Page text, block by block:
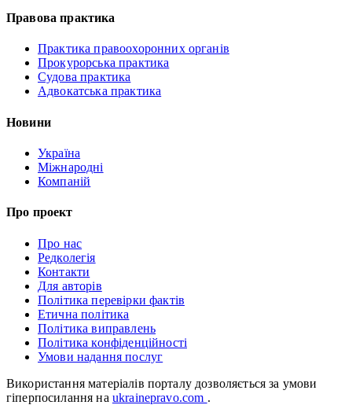
Правова практика
Практика правоохоронних органів
Прокурорська практика
Судова практика
Адвокатська практика
Новини
Україна
Міжнародні
Компаній
Про проект
Про нас
Редколегія
Контакти
Для авторів
Політика перевірки фактів
Етична політика
Політика виправлень
Політика конфіденційності
Умови надання послуг
Використання матеріалів порталу дозволяється за умови
гіперпосилання на ukrainepravo.com .